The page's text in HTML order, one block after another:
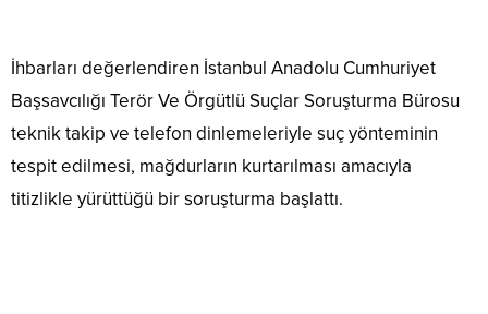
İhbarları değerlendiren İstanbul Anadolu Cumhuriyet
Başsavcılığı Terör Ve Örgütlü Suçlar Soruşturma Bürosu
teknik takip ve telefon dinlemeleriyle suç yönteminin
tespit edilmesi, mağdurların kurtarılması amacıyla
titizlikle yürüttüğü bir soruşturma başlattı.